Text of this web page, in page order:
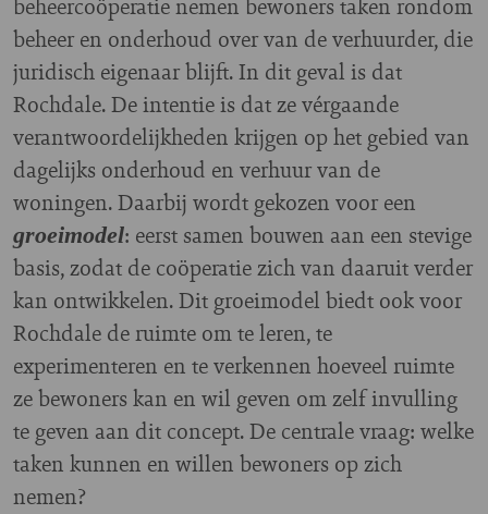
beheercoöperatie nemen bewoners taken rondom
beheer en onderhoud over van de verhuurder, die
juridisch eigenaar blijft. In dit geval is dat
Rochdale. De intentie is dat ze vérgaande
verantwoordelijkheden krijgen op het gebied van
dagelijks onderhoud en verhuur van de
woningen. Daarbij wordt gekozen voor een
groeimodel: eerst samen bouwen aan een stevige
basis, zodat de coöperatie zich van daaruit verder
kan ontwikkelen. Dit groeimodel biedt ook voor
Rochdale de ruimte om te leren, te
experimenteren en te verkennen hoeveel ruimte
ze bewoners kan en wil geven om zelf invulling
te geven aan dit concept. De centrale vraag: welke
taken kunnen en willen bewoners op zich
nemen?